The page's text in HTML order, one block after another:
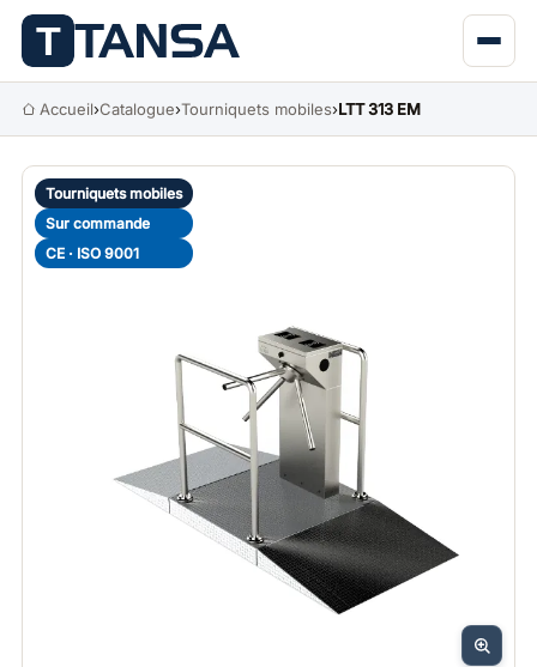
Accueil›Catalogue›Tourniquets mobiles›LTT 313 EM
Tourniquets mobiles
Sur commande
CE · ISO 9001